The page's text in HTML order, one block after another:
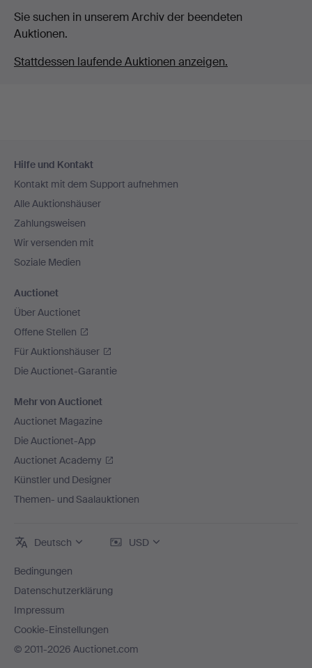
Sie suchen in unserem Archiv der beendeten
Auktionen.
Stattdessen laufende Auktionen anzeigen.
Navigation
Hilfe und Kontakt
Kontakt mit dem Support aufnehmen
Alle Auktionshäuser
Zahlungsweisen
Wir versenden mit
Soziale Medien
Auctionet
Über Auctionet
Offene Stellen
Für Auktionshäuser
Die Auctionet-Garantie
Mehr von Auctionet
Auctionet Magazine
Die Auctionet-App
Auctionet Academy
Künstler und Designer
Themen- und Saalauktionen
Deutsch USD
Bedingungen
Datenschutzerklärung
Impressum
Cookie-Einstellungen
© 2011-2026 Auctionet.com